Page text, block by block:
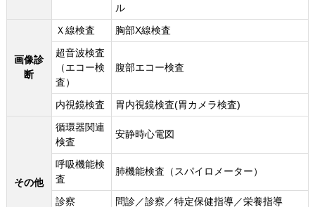
ル
画像診
断
Ｘ線検査
胸部X線検査
超音波検査
（エコー検
査）
腹部エコー検査
内視鏡検査 胃内視鏡検査(胃カメラ検査)
その他
循環器関連
検査
安静時心電図
呼吸機能検
査
肺機能検査（スパイロメーター）
診察 問診／診察／特定保健指導／栄養指導